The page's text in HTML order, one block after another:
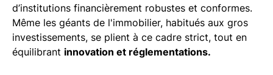
d’institutions financièrement robustes et conformes.
Même les géants de l'immobilier, habitués aux gros
investissements, se plient à ce cadre strict, tout en
équilibrant innovation et réglementations.